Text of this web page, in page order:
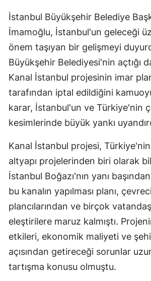
İstanbul Büyükşehir Belediye
İmamoğlu, İstanbul'un geleceği
önem taşıyan bir gelişmeyi
Büyükşehir Belediyesi'nin açtığı
Kanal İstanbul projesinin imar
tarafından iptal edildiğini
karar, İstanbul'un ve Türkiye'nin
kesimlerinde büyük yankı
Kanal İstanbul projesi, Türkiye'nin
altyapı projelerinden biri olarak
İstanbul Boğazı'nın yanı
bu kanalın yapılması planı,
plancılarından ve birçok
eleştirilere maruz kalmıştı.
etkileri, ekonomik maliyeti ve
açısından getireceği sorunlar
tartışma konusu olmuştu.